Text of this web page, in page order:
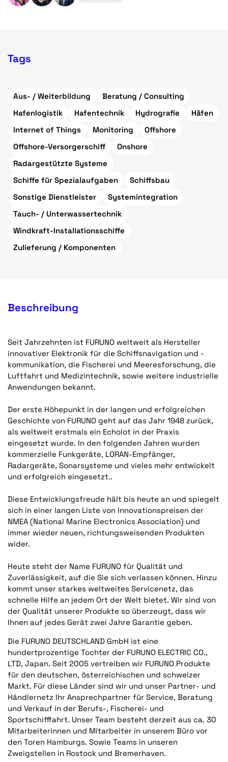
Tags
Aus- / Weiterbildung
Beratung / Consulting
Hafenlogistik
Hafentechnik Hydrografie
Häfen
Internet of Things
Monitoring
Offshore
Offshore-Versorgerschiff
Onshore
Radargestützte Systeme
Schiffe für Spezialaufgaben
Schiffsbau
Sonstige Dienstleister
Systemintegration
Tauch- / Unterwassertechnik
Windkraft-Installationsschiffe
Zulieferung / Komponenten
Beschreibung
Seit Jahrzehnten ist FURUNO weltweit als Hersteller
innovativer Elektronik für die Schiffsnavigation und -
kommunikation, die Fischerei und Meeresforschung, die
Luftfahrt und Medizintechnik, sowie weitere industrielle
Anwendungen bekannt.
Der erste Höhepunkt in der langen und erfolgreichen
Geschichte von FURUNO geht auf das Jahr 1948 zurück,
als weltweit erstmals ein Echolot in der Praxis
eingesetzt wurde. In den folgenden Jahren wurden
kommerzielle Funkgeräte, LORAN-Empfänger,
Radargeräte, Sonarsysteme und vieles mehr entwickelt
und erfolgreich eingesetzt..
Diese Entwicklungsfreude hält bis heute an und spiegelt
sich in einer langen Liste von Innovationspreisen der
NMEA (National Marine Electronics Association) und
immer wieder neuen, richtungsweisenden Produkten
wider.
Heute steht der Name FURUNO für Qualität und
Zuverlässigkeit, auf die Sie sich verlassen können. Hinzu
kommt unser starkes weltweites Servicenetz, das
schnelle Hilfe an jedem Ort der Welt bietet. Wir sind von
der Qualität unserer Produkte so überzeugt, dass wir
Ihnen auf jedes Gerät zwei Jahre Garantie geben.
Die FURUNO DEUTSCHLAND GmbH ist eine
hundertprozentige Tochter der FURUNO ELECTRIC CO.,
LTD, Japan. Seit 2005 vertreiben wir FURUNO Produkte
für den deutschen, österreichischen und schweizer
Markt. Für diese Länder sind wir und unser Partner- und
Händlernetz Ihr Ansprechpartner für Service, Beratung
und Verkauf in der Berufs-, Fischerei- und
Sportschifffahrt. Unser Team besteht derzeit aus ca. 30
Mitarbeiterinnen und Mitarbeiter in unserem Büro vor
den Toren Hamburgs. Sowie Teams in unseren
Zweigstellen in Rostock und Bremerhaven.